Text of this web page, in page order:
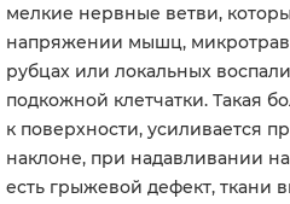
мелкие нервные ветви,
напряжении мышц,
рубцах или локальных
подкожной клетчатки. Такая
к поверхности, усиливается
наклоне, при надавливании
есть грыжевой дефект, ткани